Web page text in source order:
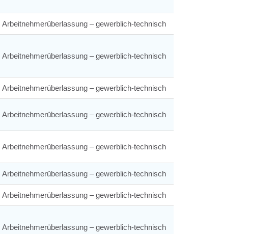
Arbeitnehmerüberlassung – gewerblich-technisch
Arbeitnehmerüberlassung – gewerblich-technisch
Arbeitnehmerüberlassung – gewerblich-technisch
Arbeitnehmerüberlassung – gewerblich-technisch
Arbeitnehmerüberlassung – gewerblich-technisch
Arbeitnehmerüberlassung – gewerblich-technisch
Arbeitnehmerüberlassung – gewerblich-technisch
Arbeitnehmerüberlassung – gewerblich-technisch